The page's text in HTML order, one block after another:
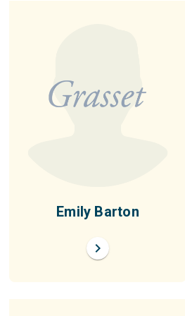
Emily Barton
chevron_right